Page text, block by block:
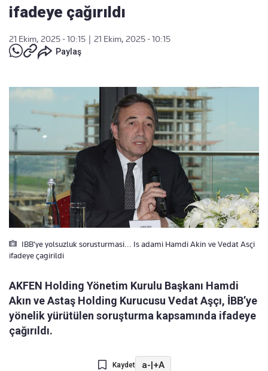
ifadeye çağırıldı
21 Ekim, 2025 - 10:15
21 Ekim, 2025 - 10:15
Paylaş
IBB'ye yolsuzluk sorusturmasi... Is adami Hamdi Akin ve Vedat Asçi
ifadeye çagirildi
AKFEN Holding Yönetim Kurulu Başkanı Hamdi
Akın ve Astaş Holding Kurucusu Vedat Aşçı, İBB’ye
yönelik yürütülen soruşturma kapsamında ifadeye
çağırıldı.
Kaydet a-|+A